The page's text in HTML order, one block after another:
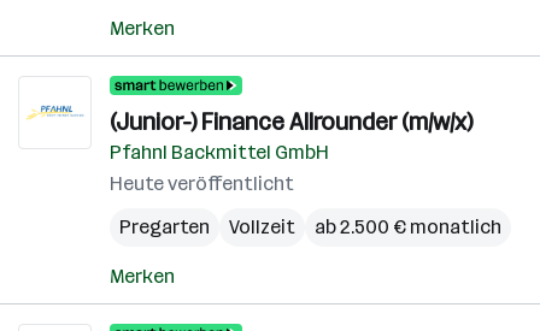
Merken
(Junior-) Finance Allrounder (m/w/x)
Pfahnl Backmittel GmbH
Heute veröffentlicht
Pregarten
Vollzeit ab 2.500 € monatlich
Merken